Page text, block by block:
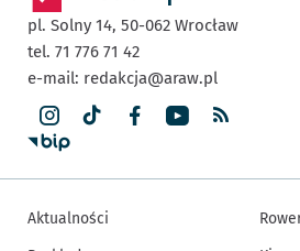
pl. Solny 14, 50-062 Wrocław
tel. 71 776 71 42
e-mail: redakcja@araw.pl
Aktualności